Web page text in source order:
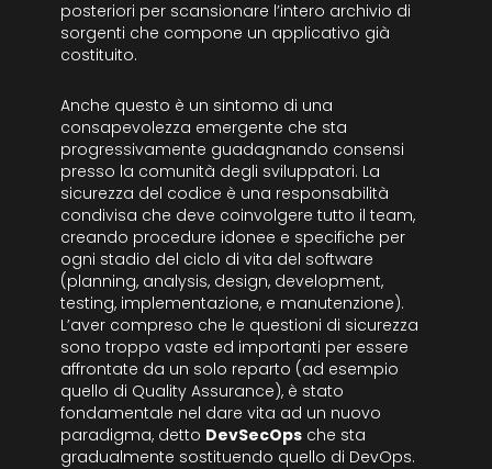
posteriori per scansionare l’intero archivio di
sorgenti che compone un applicativo già
costituito.
Anche questo è un sintomo di una
consapevolezza emergente che sta
progressivamente guadagnando consensi
presso la comunità degli sviluppatori. La
sicurezza del codice è una responsabilità
condivisa che deve coinvolgere tutto il team,
creando procedure idonee e specifiche per
ogni stadio del ciclo di vita del software
(planning, analysis, design, development,
testing, implementazione, e manutenzione).
L’aver compreso che le questioni di sicurezza
sono troppo vaste ed importanti per essere
affrontate da un solo reparto (ad esempio
quello di Quality Assurance), è stato
fondamentale nel dare vita ad un nuovo
paradigma, detto DevSecOps che sta
gradualmente sostituendo quello di DevOps.